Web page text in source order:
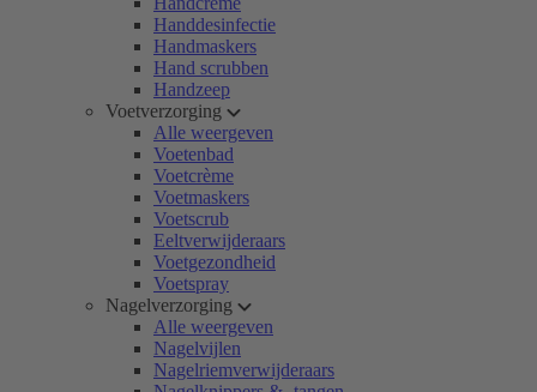
Handdesinfectie
Handmaskers
Hand scrubben
Handzeep
Voetverzorging
Alle weergeven
Voetenbad
Voetcrème
Voetmaskers
Voetscrub
Eeltverwijderaars
Voetgezondheid
Voetspray
Nagelverzorging
Alle weergeven
Nagelvijlen
Nagelriemverwijderaars